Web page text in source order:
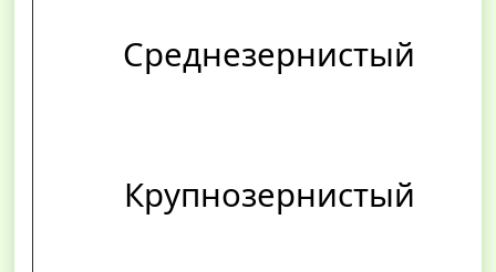
Среднезернистый
Крупнозернистый